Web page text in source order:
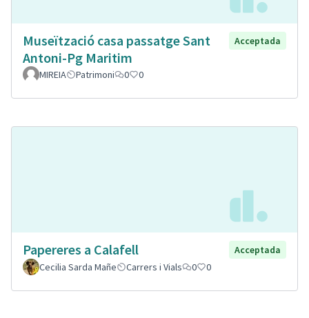
Museïtzació casa passatge Sant
Antoni-Pg Maritim
Acceptada
MIREIA Patrimoni 0 0
Papereres a Calafell
Acceptada
Cecilia Sarda Mañe
Carrers i Vials 0 0